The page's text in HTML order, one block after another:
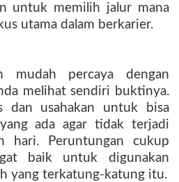
untuk memilih jalur mana
utama dalam berkarier.
mudah percaya dengan
melihat sendiri buktinya.
dan usahakan untuk bisa
ada agar tidak terjadi
hari. Peruntungan cukup
baik untuk digunakan
yang terkatung-katung itu.